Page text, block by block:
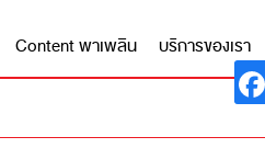
Content พาเพลิน บริการของเรา